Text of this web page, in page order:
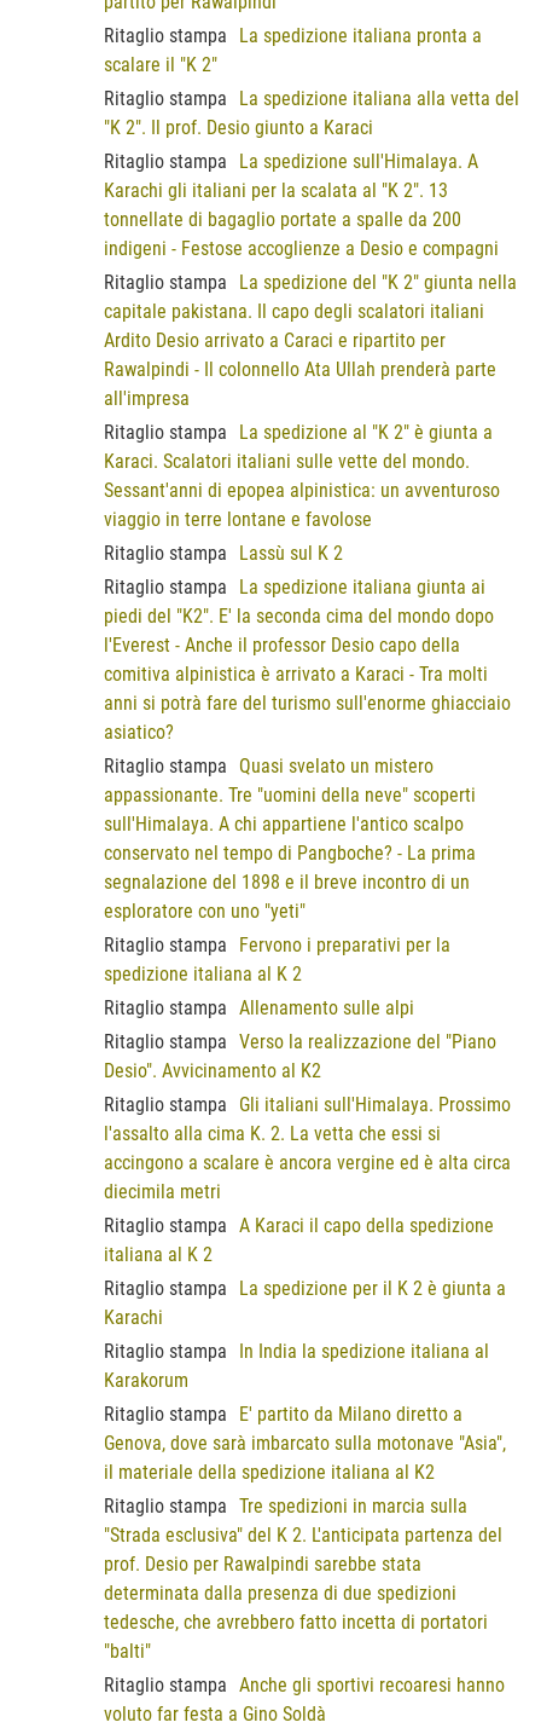
Ritaglio stampa
La spedizione italiana pronta a
scalare il "K 2"
Ritaglio stampa
La spedizione italiana alla vetta del
"K 2". Il prof. Desio giunto a Karaci
Ritaglio stampa
La spedizione sull'Himalaya. A
Karachi gli italiani per la scalata al "K 2". 13
tonnellate di bagaglio portate a spalle da 200
indigeni - Festose accoglienze a Desio e compagni
Ritaglio stampa
La spedizione del "K 2" giunta nella
capitale pakistana. Il capo degli scalatori italiani
Ardito Desio arrivato a Caraci e ripartito per
Rawalpindi - Il colonnello Ata Ullah prenderà parte
all'impresa
Ritaglio stampa
La spedizione al "K 2" è giunta a
Karaci. Scalatori italiani sulle vette del mondo.
Sessant'anni di epopea alpinistica: un avventuroso
viaggio in terre lontane e favolose
Ritaglio stampa
Lassù sul K 2
Ritaglio stampa
La spedizione italiana giunta ai
piedi del "K2". E' la seconda cima del mondo dopo
l'Everest - Anche il professor Desio capo della
comitiva alpinistica è arrivato a Karaci - Tra molti
anni si potrà fare del turismo sull'enorme ghiacciaio
asiatico?
Ritaglio stampa Quasi svelato un mistero
appassionante. Tre "uomini della neve" scoperti
sull'Himalaya. A chi appartiene l'antico scalpo
conservato nel tempo di Pangboche? - La prima
segnalazione del 1898 e il breve incontro di un
esploratore con uno "yeti"
Ritaglio stampa
Fervono i preparativi per la
spedizione italiana al K 2
Ritaglio stampa Allenamento sulle alpi
Ritaglio stampa Verso la realizzazione del "Piano
Desio". Avvicinamento al K2
Ritaglio stampa
Gli italiani sull'Himalaya. Prossimo
l'assalto alla cima K. 2. La vetta che essi si
accingono a scalare è ancora vergine ed è alta circa
diecimila metri
Ritaglio stampa A Karaci il capo della spedizione
italiana al K 2
Ritaglio stampa
La spedizione per il K 2 è giunta a
Karachi
Ritaglio stampa
In India la spedizione italiana al
Karakorum
Ritaglio stampa
E' partito da Milano diretto a
Genova, dove sarà imbarcato sulla motonave "Asia",
il materiale della spedizione italiana al K2
Ritaglio stampa Tre spedizioni in marcia sulla
"Strada esclusiva" del K 2. L'anticipata partenza del
prof. Desio per Rawalpindi sarebbe stata
determinata dalla presenza di due spedizioni
tedesche, che avrebbero fatto incetta di portatori
"balti"
Ritaglio stampa Anche gli sportivi recoaresi hanno
voluto far festa a Gino Soldà